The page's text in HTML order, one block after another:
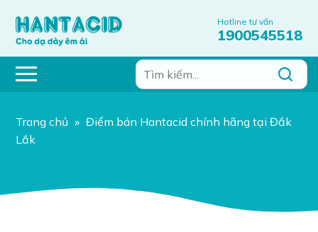
Hotline tư vấn
1900545518
Trang chủ » Điểm bán Hantacid chính hãng tại Đắk
Lắk